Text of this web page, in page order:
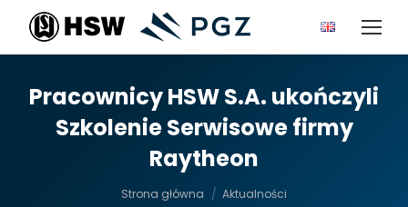
Pracownicy HSW S.A. ukończyli
Szkolenie Serwisowe firmy
Raytheon
Strona główna
Aktualności